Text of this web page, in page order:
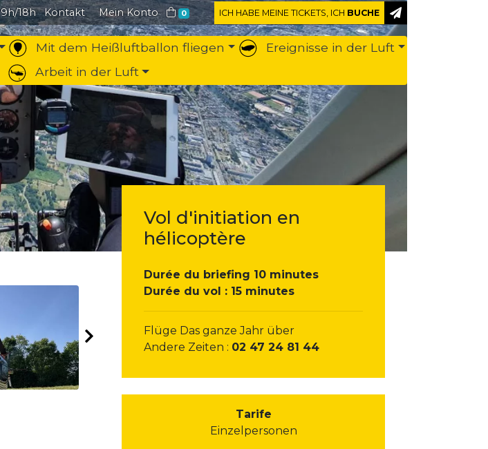
18h Kontakt Mein Konto 0 ICH HABE MEINE TICKETS, ICH BUCHE
Mit dem Heißluftballon fliegen
Ereignisse in der Luft
Arbeit in der Luft
Vol d'initiation en
hélicoptère
Durée du briefing 10 minutes
Durée du vol : 15 minutes
Flüge Das ganze Jahr über
Andere Zeiten : 02 47 24 81 44
Tarife
Einzelpersonen